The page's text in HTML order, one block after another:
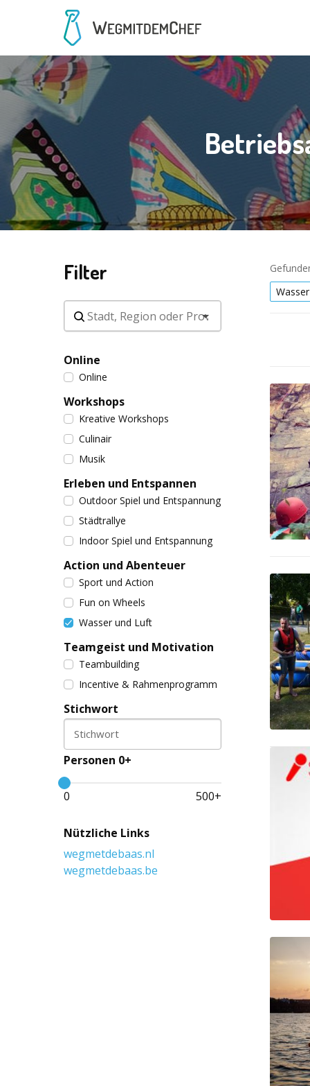
Filter
Online
Online
Workshops
Kreative Workshops
Culinair
Musik
Erleben und Entspannen
Outdoor Spiel und Entspannung
Städtrallye
Indoor Spiel und Entspannung
Action und Abenteuer
Sport und Action
Fun on Wheels
Wasser und Luft
Teamgeist und Motivation
Teambuilding
Incentive & Rahmenprogramm
Stichwort
Stichwort
Personen 0+
0 500+
Nützliche Links
wegmetdebaas.nl
wegmetdebaas.be